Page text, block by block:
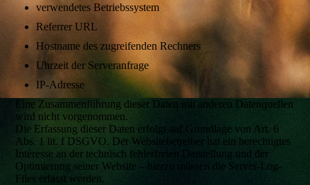
verwendetes Betriebssystem
Referrer URL
Hostname des zugreifenden Rechners
Uhrzeit der Serveranfrage
IP-Adresse
Eine Zusammenführung dieser Daten mit anderen Datenquellen
wird nicht vorgenommen.
Die Erfassung dieser Daten erfolgt auf Grundlage von Art. 6
Abs. 1 lit. f DSGVO. Der Websitebetreiber hat ein berechtigtes
Interesse an der technisch fehlerfreien Darstellung und der
Optimierung seiner Website – hierzu müssen die Server-Log-
Files erfasst werden.